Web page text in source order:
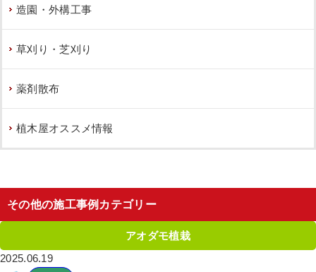
造園・外構工事
草刈り・芝刈り
薬剤散布
植木屋オススメ情報
その他の施工事例カテゴリー
アオダモ植栽
2025.06.19